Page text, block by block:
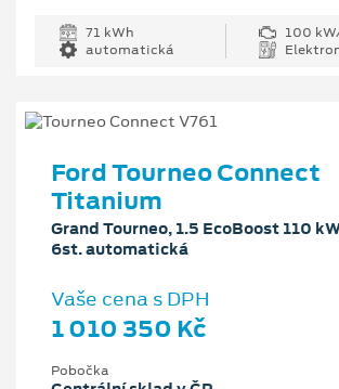
71 kWh
100
automatická
Ford Tourneo Connect
Titanium
Grand Tourneo, 1.5 EcoBoost 110
6st. automatická
Vaše cena s DPH
1 010 350 Kč
Pobočka